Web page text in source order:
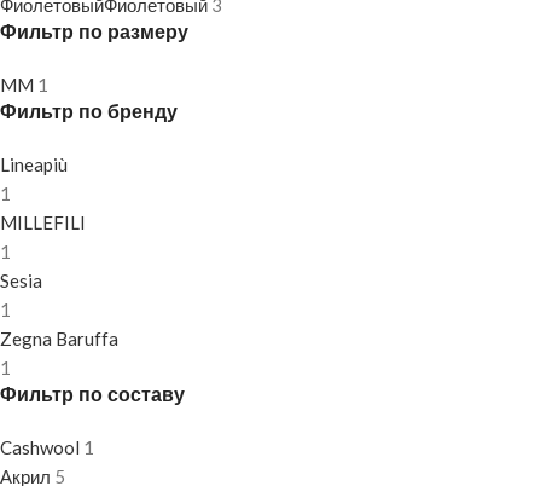
ФиолетовыйФиолетовый 3
Фильтр по размеру
MM 1
Фильтр по бренду
Lineapiù
1
MILLEFILI
1
Sesia
1
Zegna Baruffa
1
Фильтр по составу
Cashwool 1
Акрил 5